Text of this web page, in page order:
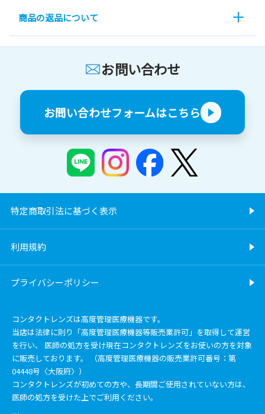
商品の返品について
お問い合わせ
お問い合わせフォームはこちら
特定商取引法に基づく表示
利用規約
プライバシーポリシー
コンタクトレンズは高度管理医療機器です。
当店は法律に則り「高度管理医療機器等販売業許可」を取得して運営
を行い、 医師の処方を受け現在コンタクトレンズをお使いの方を対象
に販売しております。 （高度管理医療機器の販売業許可番号：第
04448号〈大阪府〉）
コンタクトレンズが初めての方や、長期間ご使用されていない方は、
医師の処方を受けた上でご利用ください。